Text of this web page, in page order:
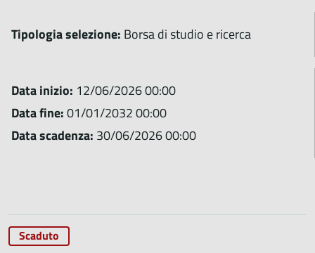
Tipologia selezione: Borsa di studio e ricerca
Data inizio: 12/06/2026 00:00
Data fine:01/01/2032 00:00
Data scadenza: 30/06/2026 00:00
Scaduto